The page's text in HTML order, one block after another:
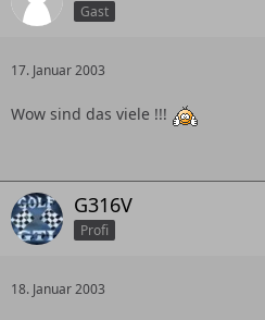
Gast
17. Januar 2003
Wow sind das viele !!!
G316V
Profi
18. Januar 2003